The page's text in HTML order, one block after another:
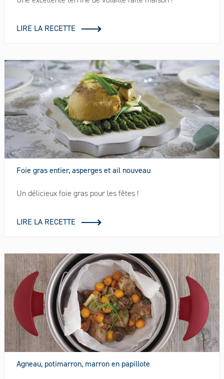
LIRE LA RECETTE
Foie gras entier, asperges et ail nouveau
Un délicieux foie gras pour les fêtes !
LIRE LA RECETTE
Agneau, potimarron, marron en papillote